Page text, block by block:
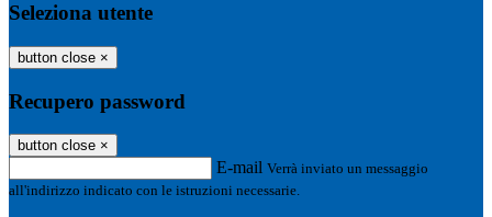
Seleziona utente
button close ×
Recupero password
button close ×
E-mail Verrà inviato un messaggio
all'indirizzo indicato con le istruzioni necessarie.